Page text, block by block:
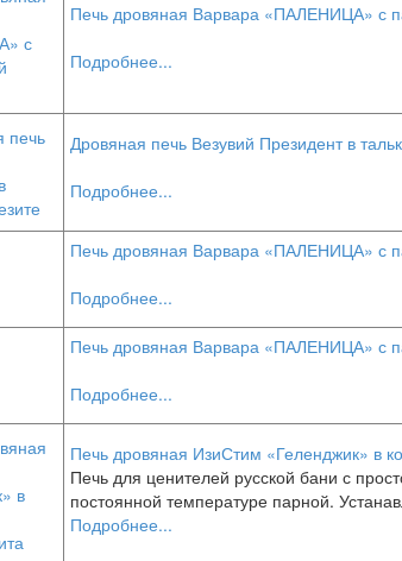
Печь дровяная Варвара «ПАЛЕНИЦА» с
Подробнее...
Дровяная печь Везувий Президент в
Подробнее...
Печь дровяная Варвара «ПАЛЕНИЦА» с
Подробнее...
Печь дровяная Варвара «ПАЛЕНИЦА» с
Подробнее...
Печь дровяная ИзиСтим «Геленджик» в
Печь для ценителей русской бани с
постоянной температуре парной.
Подробнее...